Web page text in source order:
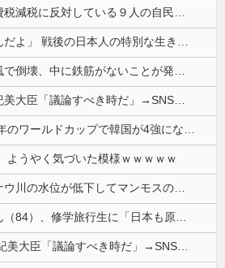
【悲報】高市政権の消費税減税に反対している９人の自民党議員が全て判明！！！！ やっぱりコイツラかｗｗｗｗｗ
海外「日本は戦勝国なんだよ」 戦後の日本人の特別な生き様に各国から称賛の声
【中国】橋の欄干が強風で倒壊、中に鉄筋がないことが発覚＝当局「接着剤で固定した」
【外国人問題】小野田紀美大臣「議論すべき時だ」→SNS「まだ議論もしてなかったんだ...」→小野田大臣「これが進歩状況です」めちゃくちゃ仕事して...
【悲報】韓国人「2002年のワールドカップで韓国が4強になれたのって買収したからじゃないの?」
ようやく気づいた模様ｗｗｗｗｗ
記録的猛暑の欧州、ドナウ川の水位が低下してマンモスの骨や沈没したドイツ軍の戦艦が出現
長崎の語り部お爺ちゃん（84）、修学旅行生に「日本も原爆を持たないと負ける」と言われびっくり！ 被団協代表（85）も中学生に「核を持たないで日本...
【外国人問題】 小野田紀美大臣「議論すべき時だ」→SNS「まだ議論もしてなかったんだ...」→小野田大臣「これが進歩状況です」めちゃくちゃ仕事して...